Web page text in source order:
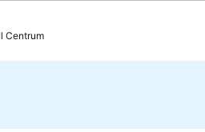
Centrum